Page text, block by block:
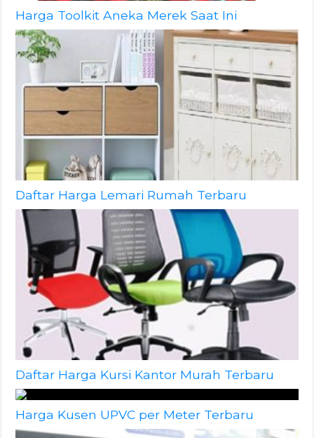
Harga Toolkit Aneka Merek Saat Ini
Daftar Harga Lemari Rumah Terbaru
Daftar Harga Kursi Kantor Murah Terbaru
Harga Kusen UPVC per Meter Terbaru